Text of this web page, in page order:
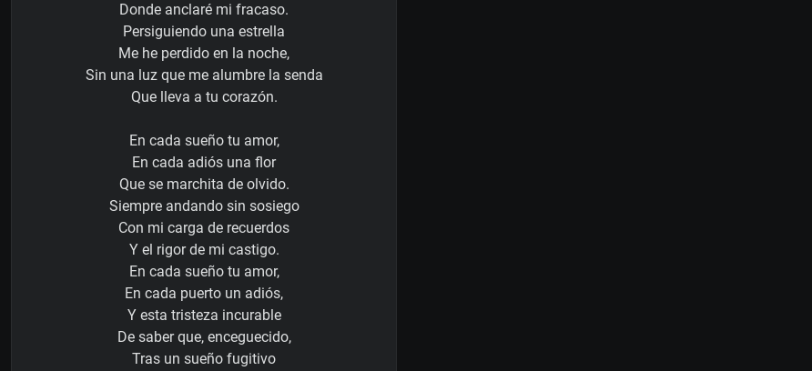
Donde anclaré mi fracaso.
Persiguiendo una estrella
Me he perdido en la noche,
Sin una luz que me alumbre la senda
Que lleva a tu corazón.
En cada sueño tu amor,
En cada adiós una flor
Que se marchita de olvido.
Siempre andando sin sosiego
Con mi carga de recuerdos
Y el rigor de mi castigo.
En cada sueño tu amor,
En cada puerto un adiós,
Y esta tristeza incurable
De saber que, enceguecido,
Tras un sueño fugitivo